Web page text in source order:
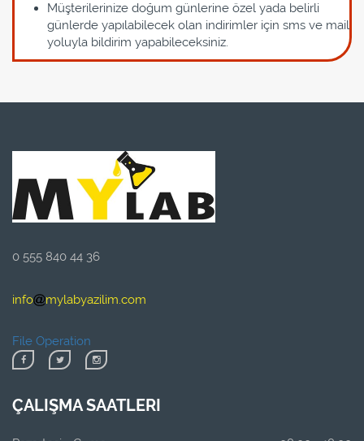
Müşterilerinize doğum günlerine özel yada belirli
günlerde yapılabilecek olan indirimler için sms ve mail
yoluyla bildirim yapabileceksiniz.
0 555 840 44 36
info mylabyazilim.com
File Operation
ÇALIŞMA SAATLERI